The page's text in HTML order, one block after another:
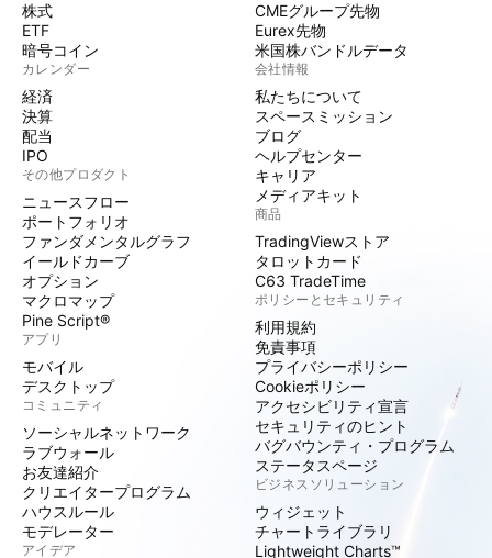
株式
ETF
暗号コイン
カレンダー
経済
決算
配当
IPO
その他プロダクト
ニュースフロー
ポートフォリオ
ファンダメンタルグラフ
イールドカーブ
オプション
マクロマップ
Pine Script®
アプリ
モバイル
デスクトップ
コミュニティ
ソーシャルネットワーク
ラブウォール
お友達紹介
クリエイタープログラム
ハウスルール
モデレーター
アイデア
CMEグループ先物
Eurex先物
米国株バンドルデータ
会社情報
私たちについて
スペースミッション
ブログ
ヘルプセンター
キャリア
メディアキット
商品
TradingViewストア
タロットカード
C63 TradeTime
ポリシーとセキュリティ
利用規約
免責事項
プライバシーポリシー
Cookieポリシー
アクセシビリティ宣言
セキュリティのヒント
バグバウンティ・プログラム
ステータスページ
ビジネスソリューション
ウィジェット
チャートライブラリ
Lightweight Charts™